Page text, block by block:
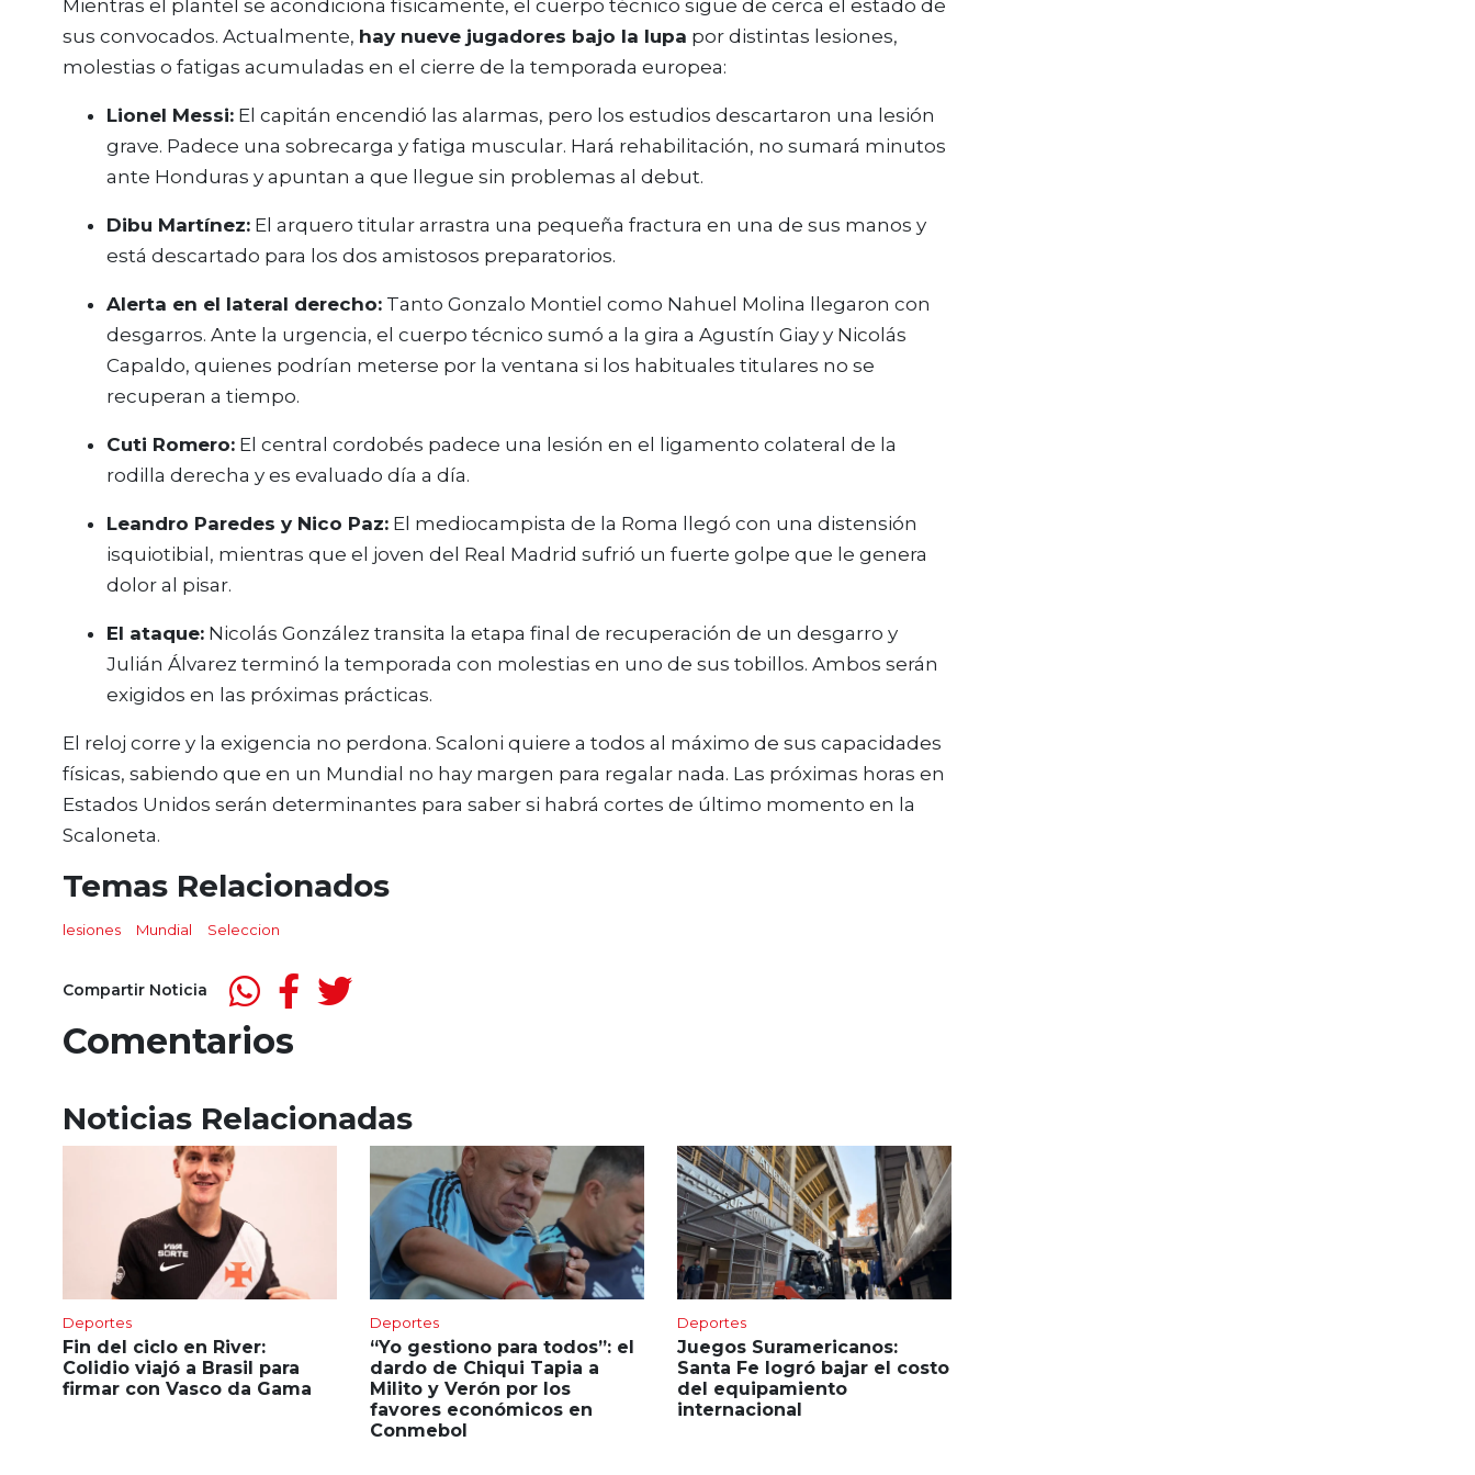
Mientras el plantel se acondiciona físicamente, el cuerpo técnico sigue de cerca el estado de
sus convocados. Actualmente, hay nueve jugadores bajo la lupa por distintas lesiones,
molestias o fatigas acumuladas en el cierre de la temporada europea:
Lionel Messi: El capitán encendió las alarmas, pero los estudios descartaron una lesión
grave. Padece una sobrecarga y fatiga muscular. Hará rehabilitación, no sumará minutos
ante Honduras y apuntan a que llegue sin problemas al debut.
Dibu Martínez: El arquero titular arrastra una pequeña fractura en una de sus manos y
está descartado para los dos amistosos preparatorios.
Alerta en el lateral derecho: Tanto Gonzalo Montiel como Nahuel Molina llegaron con
desgarros. Ante la urgencia, el cuerpo técnico sumó a la gira a Agustín Giay y Nicolás
Capaldo, quienes podrían meterse por la ventana si los habituales titulares no se
recuperan a tiempo.
Cuti Romero: El central cordobés padece una lesión en el ligamento colateral de la
rodilla derecha y es evaluado día a día.
Leandro Paredes y Nico Paz: El mediocampista de la Roma llegó con una distensión
isquiotibial, mientras que el joven del Real Madrid sufrió un fuerte golpe que le genera
dolor al pisar.
El ataque: Nicolás González transita la etapa final de recuperación de un desgarro y
Julián Álvarez terminó la temporada con molestias en uno de sus tobillos. Ambos serán
exigidos en las próximas prácticas.
El reloj corre y la exigencia no perdona. Scaloni quiere a todos al máximo de sus capacidades
físicas, sabiendo que en un Mundial no hay margen para regalar nada. Las próximas horas en
Estados Unidos serán determinantes para saber si habrá cortes de último momento en la
Scaloneta.
Temas Relacionados
lesiones Mundial Seleccion
Compartir Noticia
Comentarios
Noticias Relacionadas
Deportes
Fin del ciclo en River:
Colidio viajó a Brasil para
firmar con Vasco da Gama
Deportes
“Yo gestiono para todos”: el
dardo de Chiqui Tapia a
Milito y Verón por los
favores económicos en
Conmebol
Deportes
Juegos Suramericanos:
Santa Fe logró bajar el costo
del equipamiento
internacional